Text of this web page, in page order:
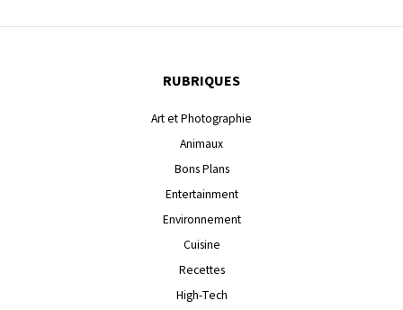
RUBRIQUES
Art et Photographie
Animaux
Bons Plans
Entertainment
Environnement
Cuisine
Recettes
High-Tech